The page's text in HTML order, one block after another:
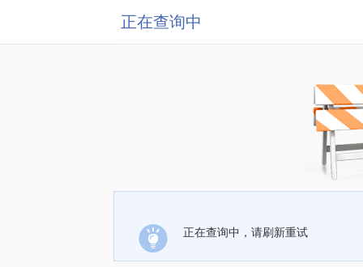
正在查询中
正在查询中，请刷新重试